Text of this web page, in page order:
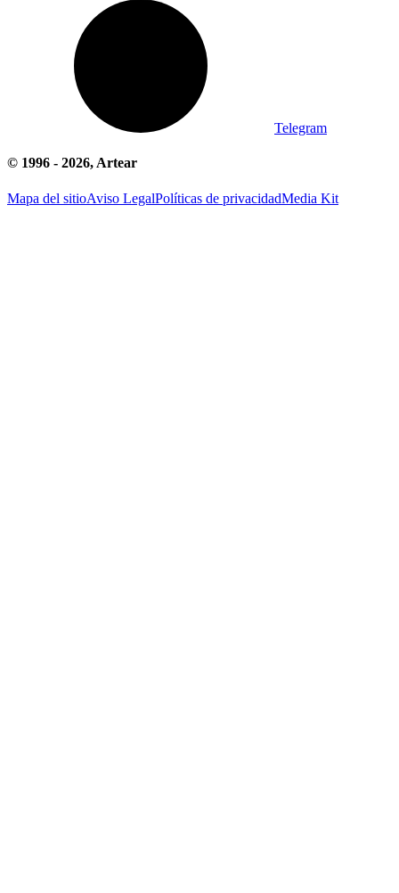
Telegram
© 1996 - 2026, Artear
Mapa del sitioAviso LegalPolíticas de privacidadMedia Kit